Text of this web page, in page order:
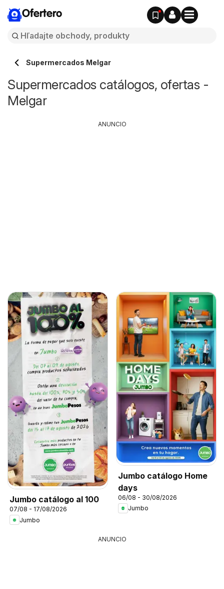
Ofertero
Supermercados Melgar
Supermercados catálogos, ofertas -
Melgar
Jumbo catálogo al 100
07/08 - 17/08/2026
Jumbo
Jumbo catálogo Home
days
06/08 - 30/08/2026
Jumbo
ANUNCIO
ANUNCIO